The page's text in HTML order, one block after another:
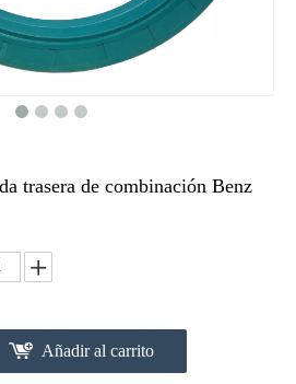
trasera de combinación Benz
Añadir al carrito